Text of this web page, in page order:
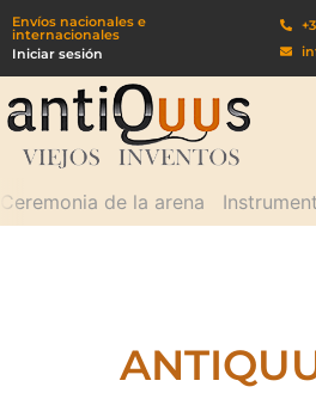
contenido
Envíos nacionales e
internacionales
Iniciar sesión
Ceremonia de la arena